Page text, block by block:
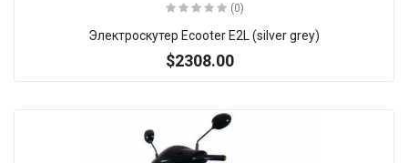
(0)
Электроскутер Ecooter E2L (silver grey)
$2308.00